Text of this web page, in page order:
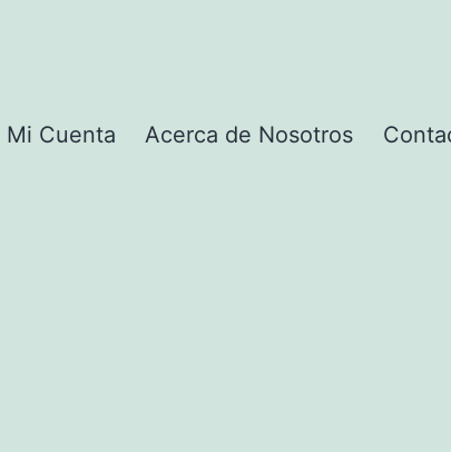
Mi Cuenta Acerca de Nosotros